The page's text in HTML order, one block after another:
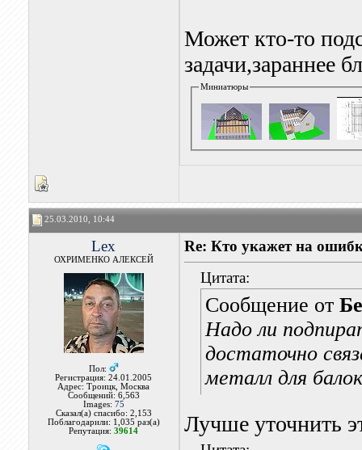
Может кто-то
задачи,зараннее
Миниатюры
25.03.2010, 10:44
Lex
ОХРИМЕНКО АЛЕКСЕЙ
Пол:
Регистрация: 24.01.2005
Адрес: Троицк, Москва
Сообщений: 6,563
Images: 75
Сказал(а) спасибо: 2,153
Поблагодарили: 1,035 раз(а)
Репутация:39614
Re: Кто укажет на
Цитата:
Сообщение от
Надо ли
достаточно
металл для
Лучше уточнить